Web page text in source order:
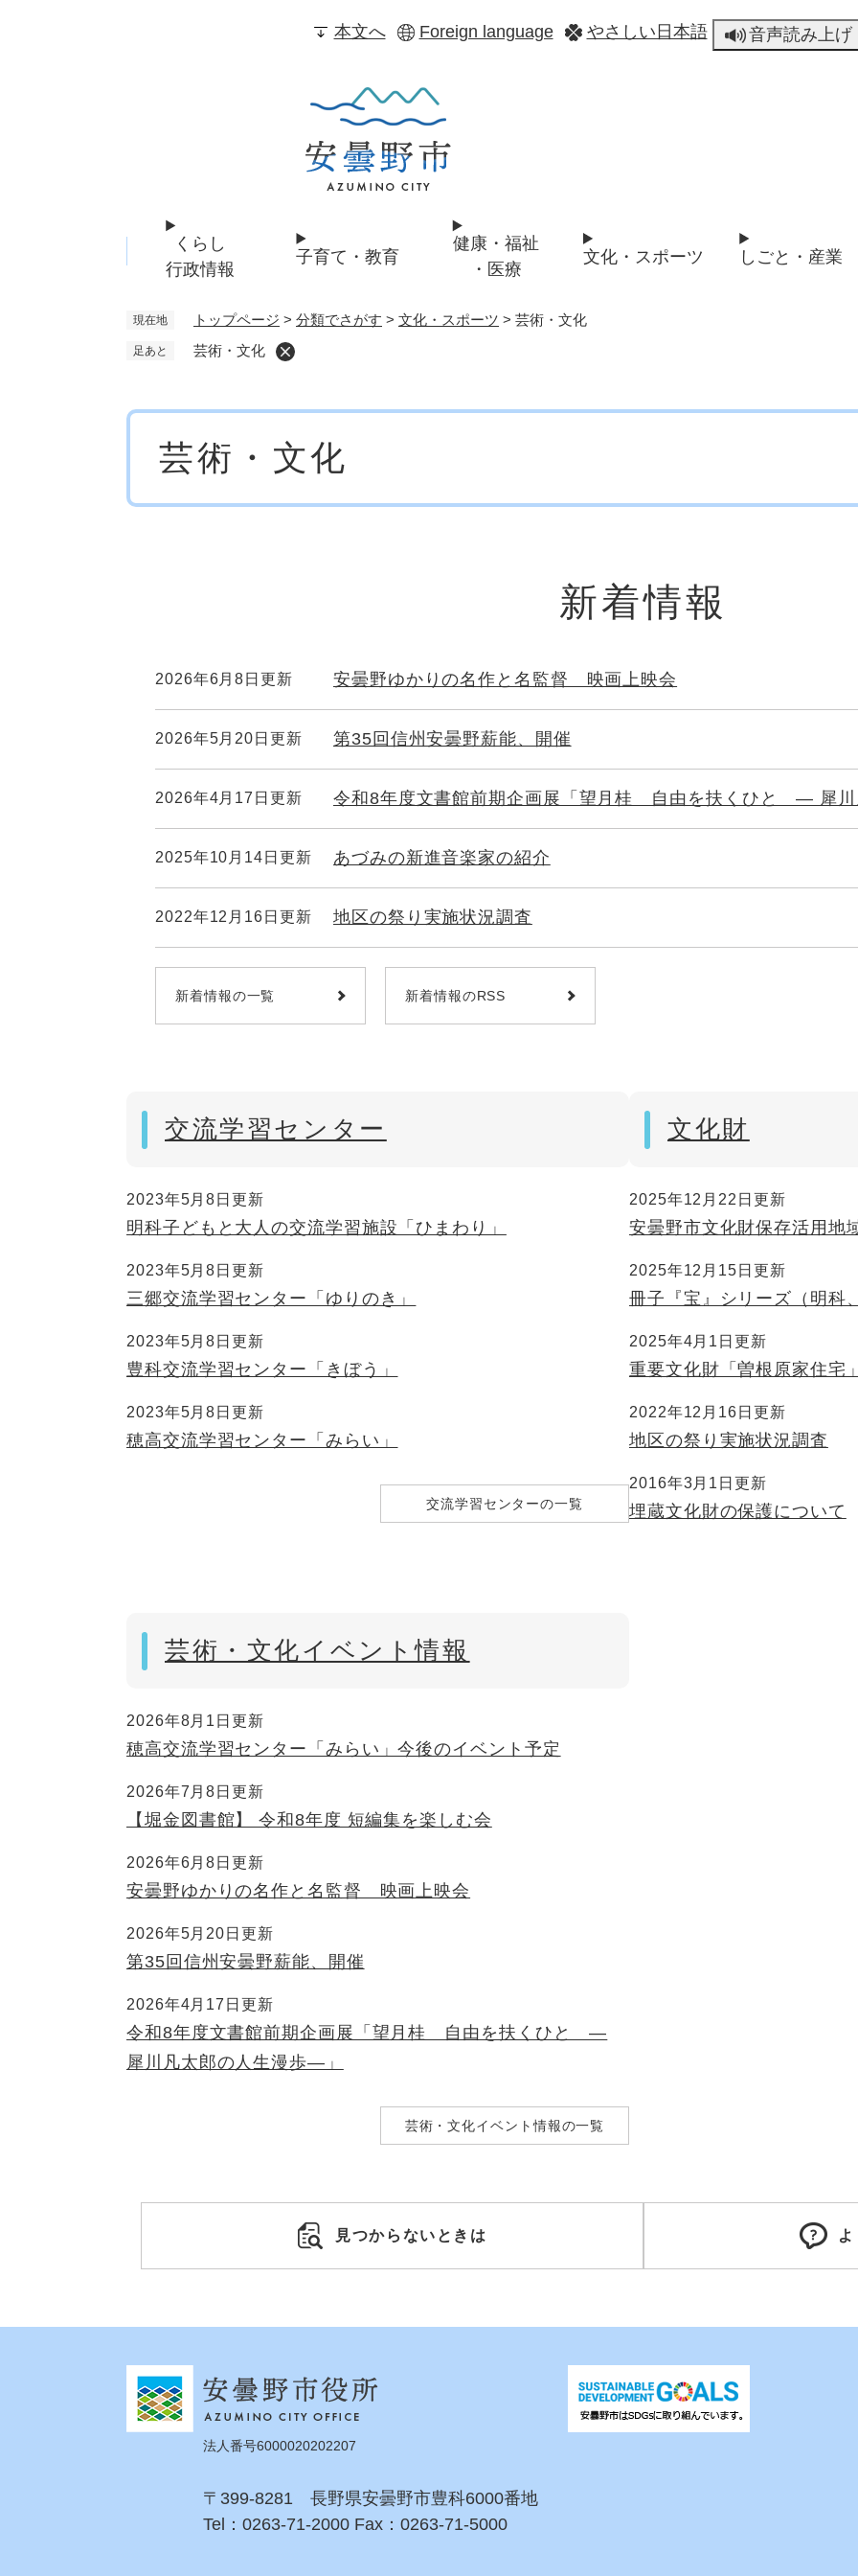
本文へ Foreign language やさしい日本語 音声読み上げ
くらし
行政情報
子育て・教育
健康・福祉
・医療
文化・スポーツ しごと・産業
現在地 トップページ > 分類でさがす > 文化・スポーツ > 芸術・文化
足あと 芸術・文化
芸術・文化
新着情報
2026年6月8日更新 安曇野ゆかりの名作と名監督 映画上映会
2026年5月20日更新 第35回信州安曇野薪能、開催
2026年4月17日更新 令和8年度文書館前期企画展「望月桂 自由を扶くひと ― 犀川
2025年10月14日更新 あづみの新進音楽家の紹介
2022年12月16日更新 地区の祭り実施状況調査
新着情報の一覧 新着情報のRSS
交流学習センター
2023年5月8日更新
明科子どもと大人の交流学習施設「ひまわり」
2023年5月8日更新
三郷交流学習センター「ゆりのき」
2023年5月8日更新
豊科交流学習センター「きぼう」
2023年5月8日更新
穂高交流学習センター「みらい」
交流学習センターの一覧
文化財
2025年12月22日更新
安曇野市文化財保存活用地
2025年12月15日更新
冊子『宝』シリーズ（明科
2025年4月1日更新
重要文化財「曽根原家住宅
2022年12月16日更新
地区の祭り実施状況調査
2016年3月1日更新
埋蔵文化財の保護について
芸術・文化イベント情報
2026年8月1日更新
穂高交流学習センター「みらい」今後のイベント予定
2026年7月8日更新
【堀金図書館】 令和8年度 短編集を楽しむ会
2026年6月8日更新
安曇野ゆかりの名作と名監督 映画上映会
2026年5月20日更新
第35回信州安曇野薪能、開催
2026年4月17日更新
令和8年度文書館前期企画展「望月桂 自由を扶くひと ―
犀川凡太郎の人生漫歩―」
芸術・文化イベント情報の一覧
見つからないときは
法人番号6000020202207
〒399-8281 長野県安曇野市豊科6000番地
Tel：0263-71-2000 Fax：0263-71-5000